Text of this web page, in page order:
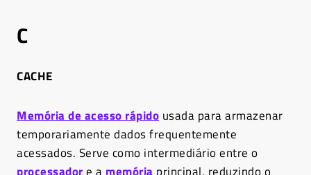
C
CACHE
Memória de acesso rápido usada para armazenar
temporariamente dados frequentemente
acessados. Serve como intermediário entre o